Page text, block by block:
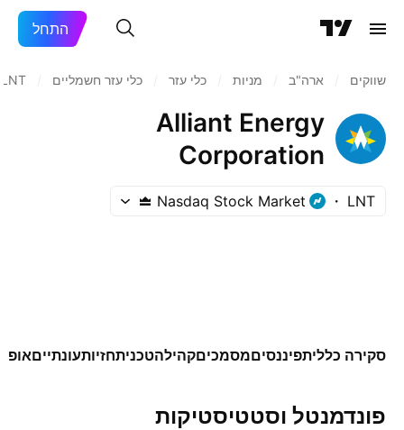
התחל
שווקים ארה"ב‏ מניות‏ כלי עזר כלי עזר חשמליים LNT
Alliant Energy
Corporation
LNT
Nasdaq Stock Market
סקירה כלליתפיננסיםמסמכיםקהילהטכניתחזיותעונתיים
פונדמנטל וסטטיסטיקות